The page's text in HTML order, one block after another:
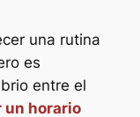
una rutina
es
entre el
un horario